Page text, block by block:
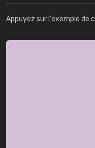
Appuyez sur l'exemple de